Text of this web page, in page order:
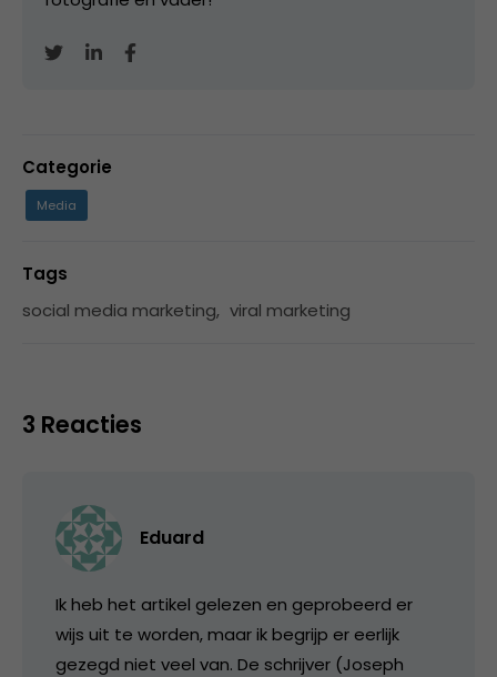
Categorie
Media
Tags
social media marketing, viral marketing
3 Reacties
Eduard
Ik heb het artikel gelezen en geprobeerd er
wijs uit te worden, maar ik begrijp er eerlijk
gezegd niet veel van. De schrijver (Joseph